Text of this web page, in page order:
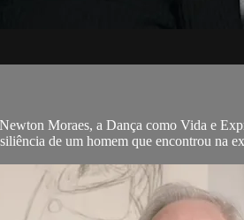
Moraes, a Dança como Vida e
de um homem que encontrou na